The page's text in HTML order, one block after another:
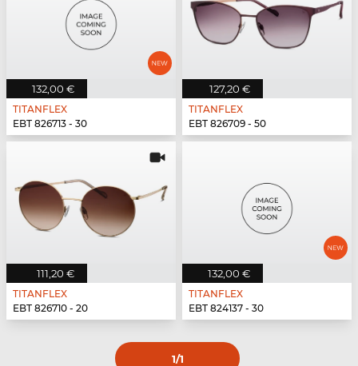
132,00 €
TITANFLEX
EBT 826713 - 30
127,20 €
TITANFLEX
EBT 826709 - 50
111,20 €
TITANFLEX
EBT 826710 - 20
132,00 €
TITANFLEX
EBT 824137 - 30
1/1